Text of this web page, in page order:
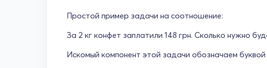
Простой пример задачи на соотношение:
За 2 кг конфет заплатили 148 грн. Сколько нужно
Искомый компонент этой задачи обозначаем буквой